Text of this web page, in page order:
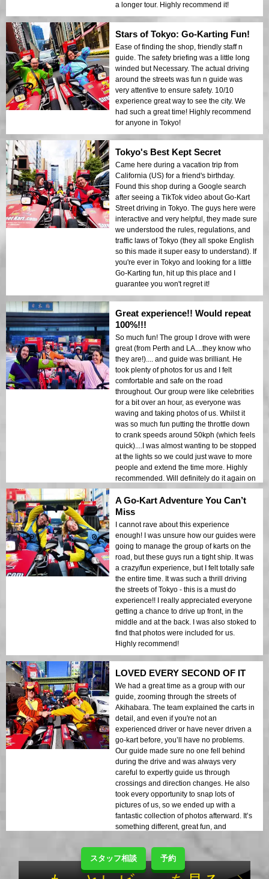
スタッフ相談 予約
a longer tour. Highly recommend it!
Stars of Tokyo: Go-Karting Fun!
Ease of finding the shop, friendly staff n
guide. The safety briefing was a little long
winded but Necessary. The actual driving
around the streets was fun n guide was
very attentive to ensure safety. 10/10
experience great way to see the city. We
had such a great time! Highly recommend
for anyone in Tokyo!
Tokyo's Best Kept Secret
Came here during a vacation trip from
California (US) for a friend's birthday.
Found this shop during a Google search
after seeing a TikTok video about Go-Kart
Street driving in Tokyo. The guys here were
interactive and very helpful, they made sure
we understood the rules, regulations, and
traffic laws of Tokyo (they all spoke English
so this made it super easy to understand). If
you're ever in Tokyo and looking for a little
Go-Karting fun, hit up this place and I
guarantee you won't regret it!
Great experience!! Would repeat
100%!!!
So much fun! The group I drove with were
great (from Perth and LA....they know who
they are!).... and guide was brilliant. He
took plenty of photos for us and I felt
comfortable and safe on the road
throughout. Our group were like celebrities
for a bit over an hour, as everyone was
waving and taking photos of us. Whilst it
was so much fun putting the throttle down
to crank speeds around 50kph (which feels
quick)....I was almost wanting to be stopped
at the lights so we could just wave to more
people and extend the time more. Highly
recommended. Will definitely do it again on
my next visit to Tokyo.
A Go-Kart Adventure You Can’t
Miss
I cannot rave about this experience
enough! I was unsure how our guides were
going to manage the group of karts on the
road, but these guys run a tight ship. It was
a crazy/fun experience, but I felt totally safe
the entire time. It was such a thrill driving
the streets of Tokyo - this is a must do
experience!! I really appreciated everyone
getting a chance to drive up front, in the
middle and at the back. I was also stoked to
find that photos were included for us.
Highly recommend!
LOVED EVERY SECOND OF IT
We had a great time as a group with our
guide, zooming through the streets of
Akihabara. The team explained the carts in
detail, and even if you're not an
experienced driver or have never driven a
go-kart before, you’ll have no problems.
Our guide made sure no one fell behind
during the drive and was always very
careful to expertly guide us through
crossings and direction changes. He also
took every opportunity to snap lots of
pictures of us, so we ended up with a
fantastic collection of photos afterward. It’s
something different, great fun, and